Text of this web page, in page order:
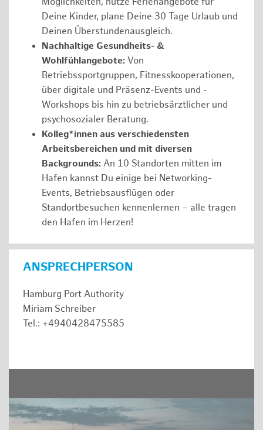
Deine Kinder, plane Deine 30 Tage Urlaub und
Deinen Überstundenausgleich.
Nachhaltige Gesundheits- &
Wohlfühlangebote: Von
Betriebssportgruppen, Fitnesskooperationen,
über digitale und Präsenz-Events und -
Workshops bis hin zu betriebsärztlicher und
psychosozialer Beratung.
Kolleg*innen aus verschiedensten
Arbeitsbereichen und mit diversen
Backgrounds: An 10 Standorten mitten im
Hafen kannst Du einige bei Networking-
Events, Betriebsausflügen oder
Standortbesuchen kennenlernen – alle tragen
den Hafen im Herzen!
ANSPRECHPERSON
Hamburg Port Authority
Miriam Schreiber
Tel.: +4940428475585